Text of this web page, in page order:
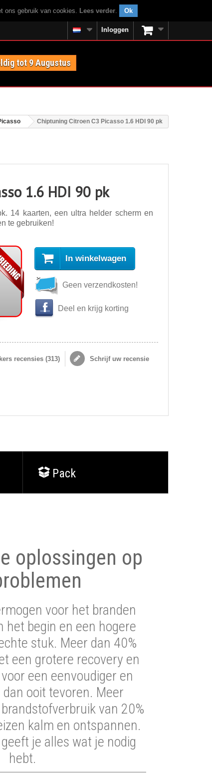
ons gebruik van cookies. Lees verder. Ok
Inloggen
tot 9 Augustus
Chiptuning Citroen C3 Picasso 1.6 HDI 90 pk
1.6 HDI 90 pk
14 kaarten, een ultra helder scherm en
te gebruiken!
In winkelwagen
Geen verzendkosten!
Deel en krijg korting
recensies (313) Schrijf uw recensie
Pack
oplossingen op
voor het branden
het begin en een hogere
stuk. Meer dan 40%
een grotere recovery en
een eenvoudiger en
ooit tevoren. Meer
van 20%
kalm en ontspannen.
je alles wat je nodig
hebt.